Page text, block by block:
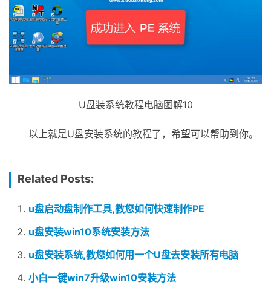
U盘装系统教程电脑图解10
以上就是U盘安装系统的教程了，希望可以帮助到你。
Related Posts:
u盘启动盘制作工具,教您如何快速制作PE
u盘安装win10系统安装方法
u盘安装系统,教您如何用一个U盘去安装所有电脑
小白一键win7升级win10安装方法